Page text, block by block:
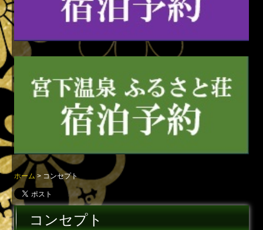
トピックス
観光案内
ご予約
お問い合わせ
プライバシーポリシー
株式会社 湘南リゾート
ホーム コンセプト
コンセプト